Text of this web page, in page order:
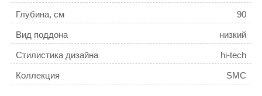
Глубина, см 90
Вид поддона низкий
Стилистика дизайна hi-tech
Коллекция SMC